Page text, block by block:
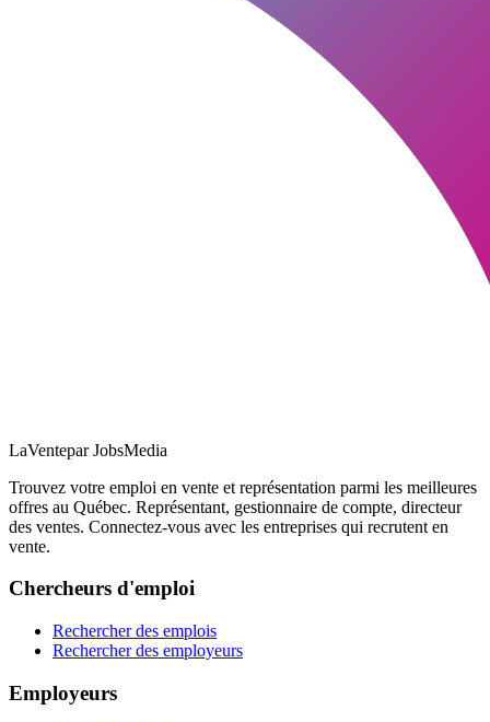
LaVentepar JobsMedia
Trouvez votre emploi en vente et représentation parmi les meilleures
offres au Québec. Représentant, gestionnaire de compte, directeur
des ventes. Connectez-vous avec les entreprises qui recrutent en
vente.
Chercheurs d'emploi
Rechercher des emplois
Rechercher des employeurs
Employeurs